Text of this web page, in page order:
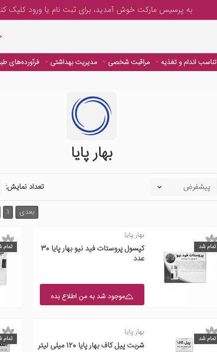
به پرسیس مارکت خوش آمدید، برایثبت نام یا ورودکلیک
تناسب اندام و تغذیه مراقبت شخصی مدیریت بهداشتی فرآورده‌های
بهار پایا
تعداد نمایش:
1 بعدی
تمام شد
بهار پایا
کپسول پروستات فید نیو بهار پایا 30
عدد
موجود شد به من اطلاع بده
تمام
تمام شد
بهار پایا
شربت پیل کاف بهار پایا 120 میلی لیتر
تمام